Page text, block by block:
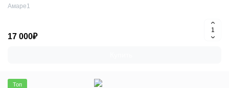
Амаре1
17 000₽
Топ